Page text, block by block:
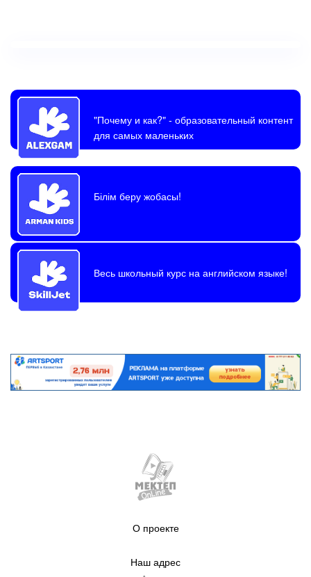
"Почему и как?"- образовательный контент
для самых маленьких
Білім беру жобасы!
Весь школьный курс на английском языке!
О проекте
Наш адрес